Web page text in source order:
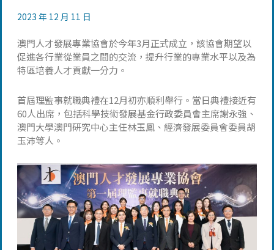
2023 年 12 月 11 日
澳門人才發展專業協會於今年3月正式成立，該協會期望以
促進各行業從業員之間的交流，提升行業的專業水平以及為
特區培養人才貢獻一分力。
首屆理監事就職典禮在12月初亦順利舉行。當日典禮接近有
60人出席，包括科學技術發展基金行政委員會主席謝永強、
澳門大學澳門研究中心主任林玉鳳、經濟發展委員會委員胡
玉沛等人。